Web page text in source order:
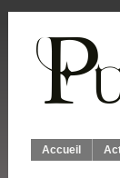
Accueil